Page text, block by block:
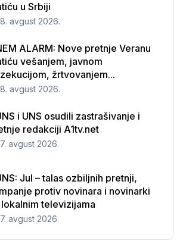
u Srbiji
8. avgust 2026.
ALARM: Nove pretnje Veranu
vešanjem, javnom
žrtvovanjem...
8. avgust 2026.
i UNS osudili zastrašivanje i
redakciji A1tv.net
7. avgust 2026.
Jul – talas ozbiljnih pretnji,
protiv novinara i novinarki
lokalnim televizijama
7. avgust 2026.